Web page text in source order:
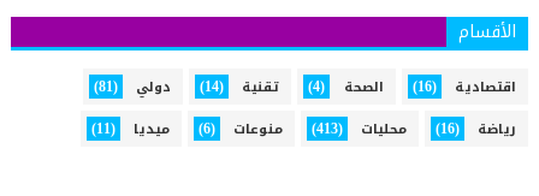
الأقسام
اقتصادية (16) الصحة (4) تقنية (14) دولي (81)
رياضة (16) محليات (413) منوعات (6) ميديا (11)